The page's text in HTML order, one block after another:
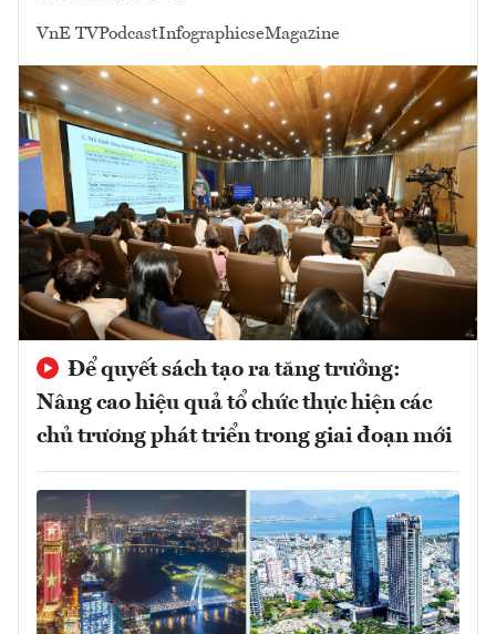
VnE TVPodcastInfographicseMagazine
Để quyết sách tạo ra tăng trưởng:
Nâng cao hiệu quả tổ chức thực hiện các
chủ trương phát triển trong giai đoạn mới